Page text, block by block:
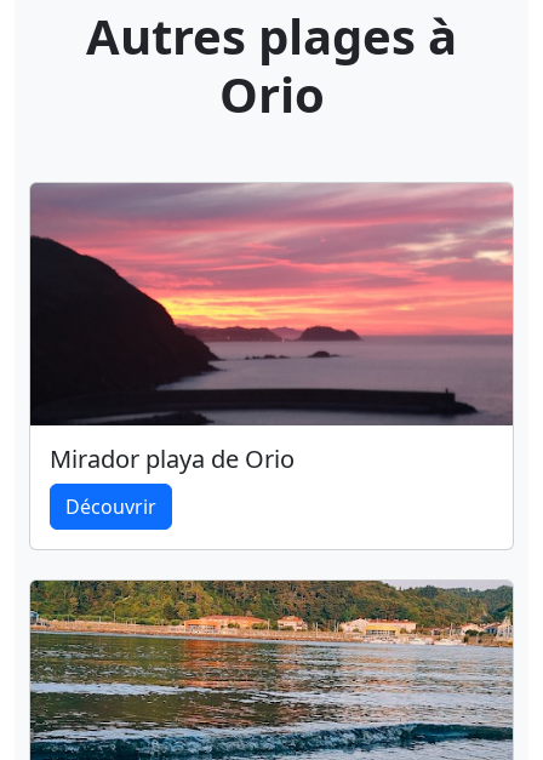
Autres plages à
Orio
Mirador playa de Orio
Découvrir